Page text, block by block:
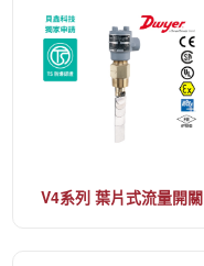
V4系列 葉片式流量開關